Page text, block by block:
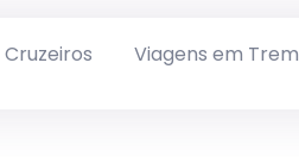
Cruzeiros Viagens em Trem